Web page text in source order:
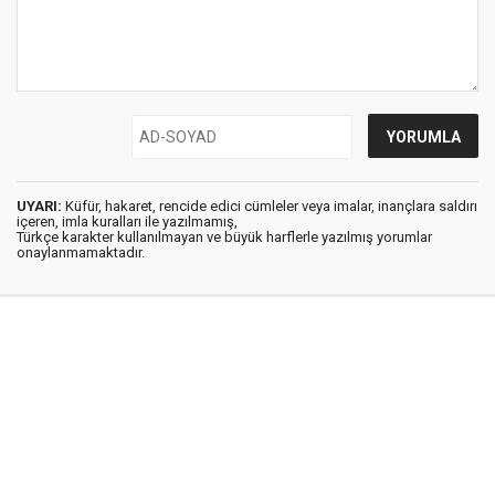
UYARI: Küfür, hakaret, rencide edici cümleler veya imalar, inançlara saldırı
içeren, imla kuralları ile yazılmamış,
Türkçe karakter kullanılmayan ve büyük harflerle yazılmış yorumlar
onaylanmamaktadır.